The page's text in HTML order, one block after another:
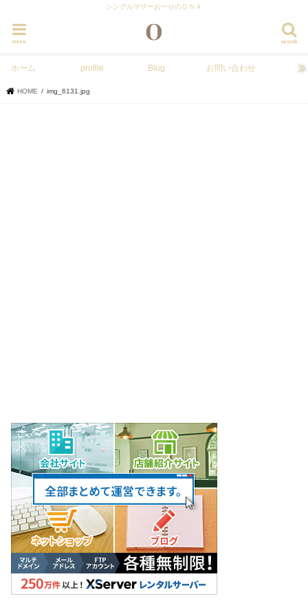
シングルマザーおーせのＤＮＡ
search
menu
ホーム profile Blog お問い合わせ
HOME img_6131.jpg